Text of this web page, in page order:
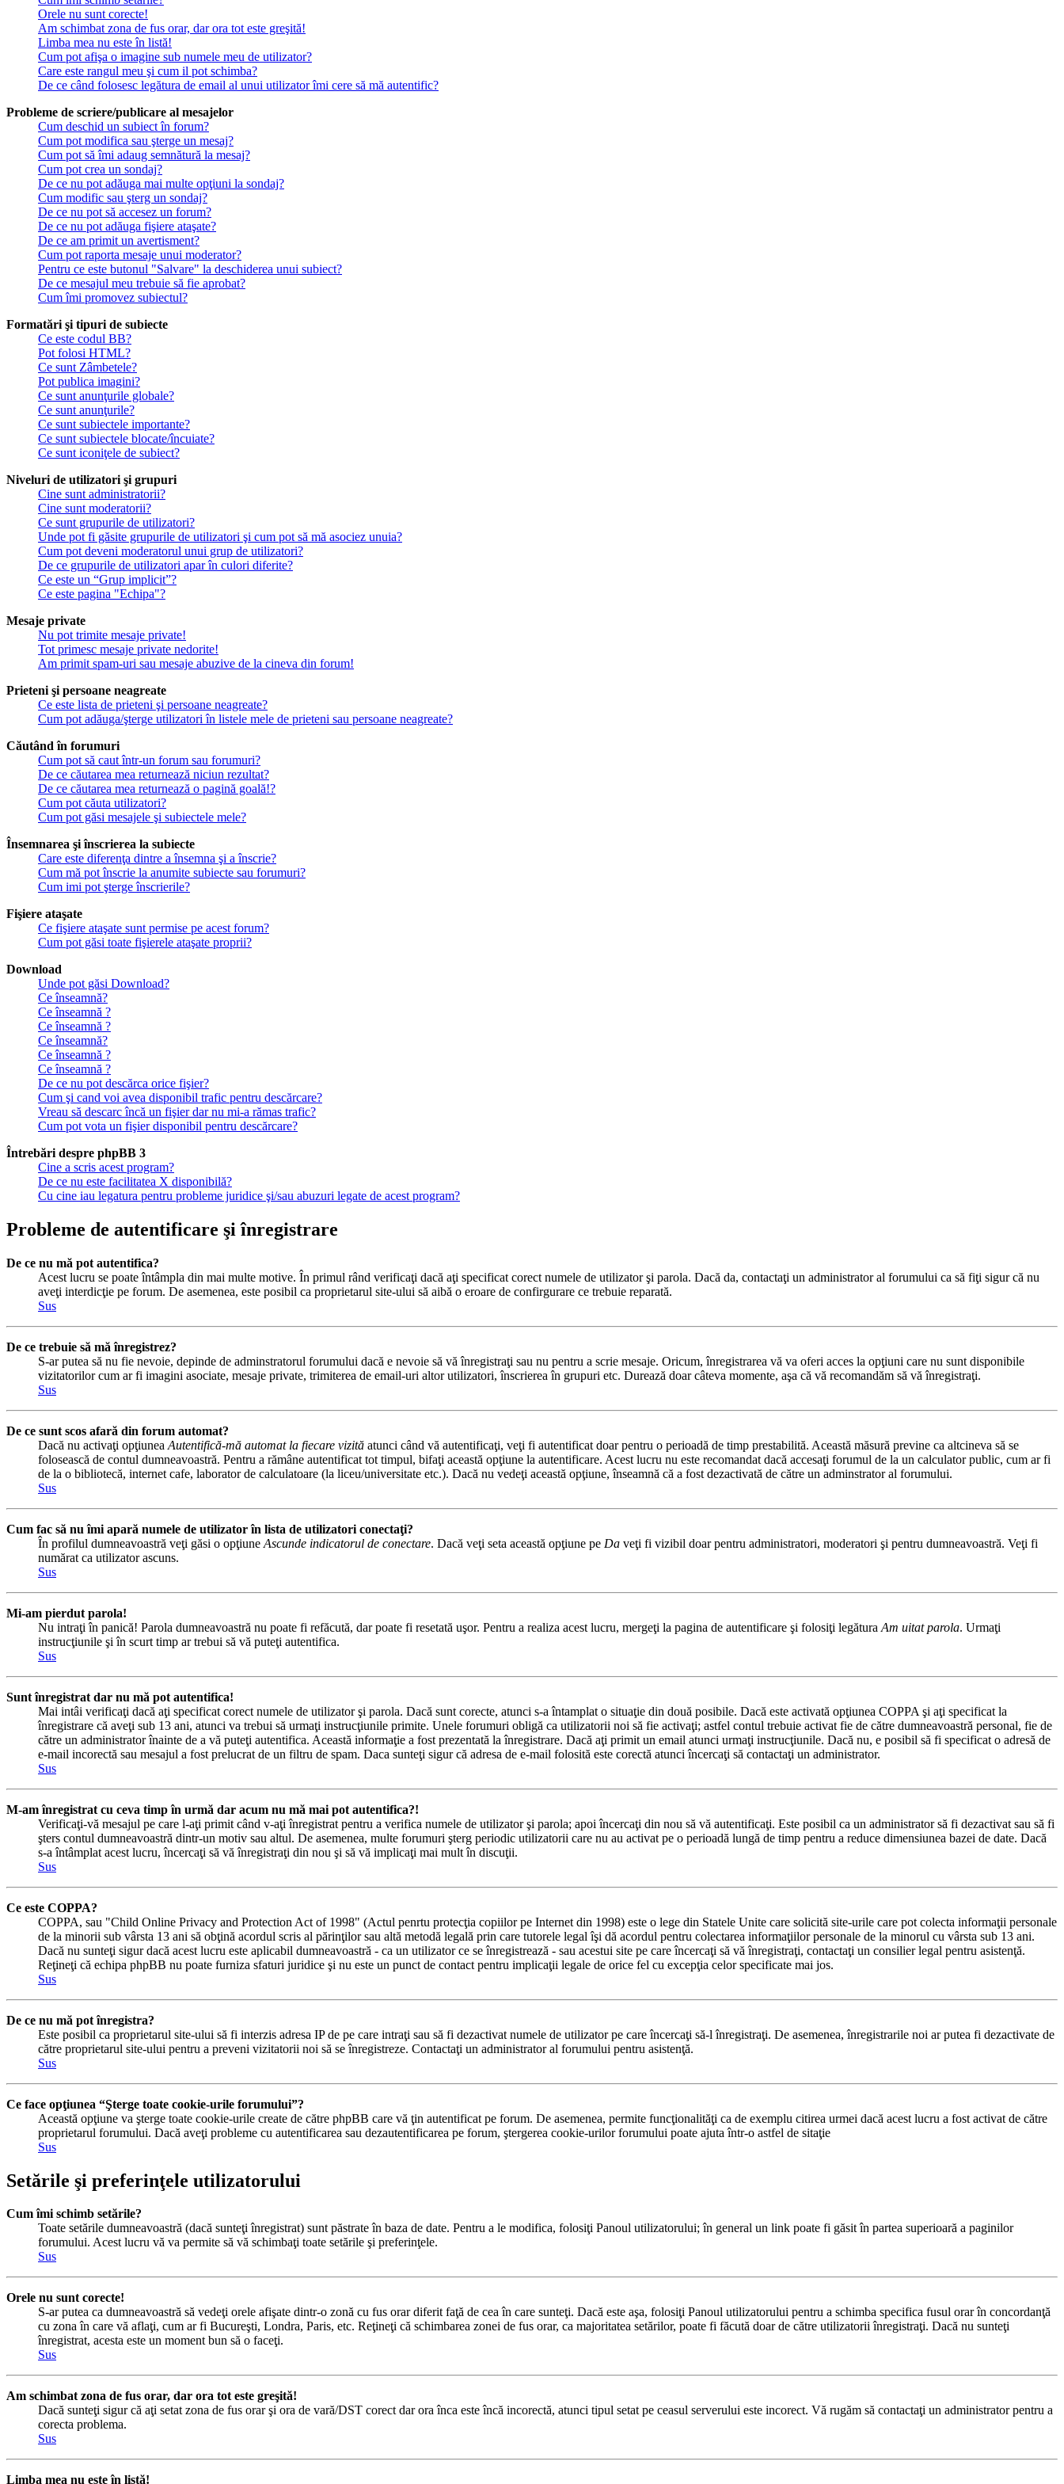
Orele nu sunt corecte!
Am schimbat zona de fus orar, dar ora tot este greşită!
Limba mea nu este în listă!
Cum pot afişa o imagine sub numele meu de utilizator?
Care este rangul meu şi cum il pot schimba?
De ce când folosesc legătura de email al unui utilizator îmi cere să mă autentific?
Probleme de scriere/publicare al mesajelor
Cum deschid un subiect în forum?
Cum pot modifica sau şterge un mesaj?
Cum pot să îmi adaug semnătură la mesaj?
Cum pot crea un sondaj?
De ce nu pot adăuga mai multe opţiuni la sondaj?
Cum modific sau şterg un sondaj?
De ce nu pot să accesez un forum?
De ce nu pot adăuga fişiere ataşate?
De ce am primit un avertisment?
Cum pot raporta mesaje unui moderator?
Pentru ce este butonul "Salvare" la deschiderea unui subiect?
De ce mesajul meu trebuie să fie aprobat?
Cum îmi promovez subiectul?
Formatări şi tipuri de subiecte
Ce este codul BB?
Pot folosi HTML?
Ce sunt Zâmbetele?
Pot publica imagini?
Ce sunt anunţurile globale?
Ce sunt anunţurile?
Ce sunt subiectele importante?
Ce sunt subiectele blocate/încuiate?
Ce sunt iconiţele de subiect?
Niveluri de utilizatori şi grupuri
Cine sunt administratorii?
Cine sunt moderatorii?
Ce sunt grupurile de utilizatori?
Unde pot fi găsite grupurile de utilizatori şi cum pot să mă asociez unuia?
Cum pot deveni moderatorul unui grup de utilizatori?
De ce grupurile de utilizatori apar în culori diferite?
Ce este un “Grup implicit”?
Ce este pagina "Echipa"?
Mesaje private
Nu pot trimite mesaje private!
Tot primesc mesaje private nedorite!
Am primit spam-uri sau mesaje abuzive de la cineva din forum!
Prieteni şi persoane neagreate
Ce este lista de prieteni şi persoane neagreate?
Cum pot adăuga/şterge utilizatori în listele mele de prieteni sau persoane neagreate?
Căutând în forumuri
Cum pot să caut într-un forum sau forumuri?
De ce căutarea mea returnează niciun rezultat?
De ce căutarea mea returnează o pagină goală!?
Cum pot căuta utilizatori?
Cum pot găsi mesajele şi subiectele mele?
Însemnarea şi înscrierea la subiecte
Care este diferenţa dintre a însemna şi a înscrie?
Cum mă pot înscrie la anumite subiecte sau forumuri?
Cum imi pot şterge înscrierile?
Fişiere ataşate
Ce fişiere ataşate sunt permise pe acest forum?
Cum pot găsi toate fişierele ataşate proprii?
Download
Unde pot găsi Download?
Ce înseamnă?
Ce înseamnă ?
Ce înseamnă ?
Ce înseamnă?
Ce înseamnă ?
Ce înseamnă ?
De ce nu pot descărca orice fişier?
Cum şi cand voi avea disponibil trafic pentru descărcare?
Vreau să descarc încă un fişier dar nu mi-a rămas trafic?
Cum pot vota un fişier disponibil pentru descărcare?
Întrebări despre phpBB 3
Cine a scris acest program?
De ce nu este facilitatea X disponibilă?
Cu cine iau legatura pentru probleme juridice şi/sau abuzuri legate de acest program?
Probleme de autentificare şi înregistrare
De ce nu mă pot autentifica?
Acest lucru se poate întâmpla din mai multe motive. În primul rând verificaţi dacă aţi specificat corect numele de utilizator şi parola. Dacă da, contactaţi un administrator al forumului ca să fiţi sigur că nu
aveţi interdicţie pe forum. De asemenea, este posibil ca proprietarul site-ului să aibă o eroare de confirgurare ce trebuie reparată.
Sus
De ce trebuie să mă înregistrez?
S-ar putea să nu fie nevoie, depinde de adminstratorul forumului dacă e nevoie să vă înregistraţi sau nu pentru a scrie mesaje. Oricum, înregistrarea vă va oferi acces la opţiuni care nu sunt disponibile
vizitatorilor cum ar fi imagini asociate, mesaje private, trimiterea de email-uri altor utilizatori, înscrierea în grupuri etc. Durează doar câteva momente, aşa că vă recomandăm să vă înregistraţi.
Sus
De ce sunt scos afară din forum automat?
Dacă nu activaţi opţiunea Autentifică-mă automat la fiecare vizită atunci când vă autentificaţi, veţi fi autentificat doar pentru o perioadă de timp prestabilită. Această măsură previne ca altcineva să se
folosească de contul dumneavoastră. Pentru a rămâne autentificat tot timpul, bifaţi această opţiune la autentificare. Acest lucru nu este recomandat dacă accesaţi forumul de la un calculator public, cum ar fi
de la o bibliotecă, internet cafe, laborator de calculatoare (la liceu/universitate etc.). Dacă nu vedeţi această opţiune, înseamnă că a fost dezactivată de către un adminstrator al forumului.
Sus
Cum fac să nu îmi apară numele de utilizator în lista de utilizatori conectaţi?
În profilul dumneavoastră veţi găsi o opţiune Ascunde indicatorul de conectare. Dacă veţi seta această opţiune pe Da veţi fi vizibil doar pentru administratori, moderatori şi pentru dumneavoastră. Veţi fi
numărat ca utilizator ascuns.
Sus
Mi-am pierdut parola!
Nu intraţi în panică! Parola dumneavoastră nu poate fi refăcută, dar poate fi resetată uşor. Pentru a realiza acest lucru, mergeţi la pagina de autentificare şi folosiţi legătura Am uitat parola. Urmaţi
instrucţiunile şi în scurt timp ar trebui să vă puteţi autentifica.
Sus
Sunt înregistrat dar nu mă pot autentifica!
Mai intâi verificaţi dacă aţi specificat corect numele de utilizator şi parola. Dacă sunt corecte, atunci s-a întamplat o situaţie din două posibile. Dacă este activată opţiunea COPPA şi aţi specificat la
înregistrare că aveţi sub 13 ani, atunci va trebui să urmaţi instrucţiunile primite. Unele forumuri obligă ca utilizatorii noi să fie activaţi; astfel contul trebuie activat fie de către dumneavoastră personal, fie de
către un administrator înainte de a vă puteţi autentifica. Această informaţie a fost prezentată la înregistrare. Dacă aţi primit un email atunci urmaţi instrucţiunile. Dacă nu, e posibil să fi specificat o adresă de
e-mail incorectă sau mesajul a fost prelucrat de un filtru de spam. Daca sunteţi sigur că adresa de e-mail folosită este corectă atunci încercaţi să contactaţi un administrator.
Sus
M-am înregistrat cu ceva timp în urmă dar acum nu mă mai pot autentifica?!
Verificaţi-vă mesajul pe care l-aţi primit când v-aţi înregistrat pentru a verifica numele de utilizator şi parola; apoi încercaţi din nou să vă autentificaţi. Este posibil ca un administrator să fi dezactivat sau să fi
şters contul dumneavoastră dintr-un motiv sau altul. De asemenea, multe forumuri şterg periodic utilizatorii care nu au activat pe o perioadă lungă de timp pentru a reduce dimensiunea bazei de date. Dacă
s-a întâmplat acest lucru, încercaţi să vă înregistraţi din nou şi să vă implicaţi mai mult în discuţii.
Sus
Ce este COPPA?
COPPA, sau "Child Online Privacy and Protection Act of 1998" (Actul penrtu protecţia copiilor pe Internet din 1998) este o lege din Statele Unite care solicită site-urile care pot colecta informaţii personale
de la minorii sub vârsta 13 ani să obţină acordul scris al părinţilor sau altă metodă legală prin care tutorele legal îşi dă acordul pentru colectarea informaţiilor personale de la minorul cu vârsta sub 13 ani.
Dacă nu sunteţi sigur dacă acest lucru este aplicabil dumneavoastră - ca un utilizator ce se înregistrează - sau acestui site pe care încercaţi să vă înregistraţi, contactaţi un consilier legal pentru asistenţă.
Reţineţi că echipa phpBB nu poate furniza sfaturi juridice şi nu este un punct de contact pentru implicaţii legale de orice fel cu excepţia celor specificate mai jos.
Sus
De ce nu mă pot înregistra?
Este posibil ca proprietarul site-ului să fi interzis adresa IP de pe care intraţi sau să fi dezactivat numele de utilizator pe care încercaţi să-l înregistraţi. De asemenea, înregistrarile noi ar putea fi dezactivate de
către proprietarul site-ului pentru a preveni vizitatorii noi să se înregistreze. Contactaţi un administrator al forumului pentru asistenţă.
Sus
Ce face opţiunea “Şterge toate cookie-urile forumului”?
Această opţiune va şterge toate cookie-urile create de către phpBB care vă ţin autentificat pe forum. De asemenea, permite funcţionalităţi ca de exemplu citirea urmei dacă acest lucru a fost activat de către
proprietarul forumului. Dacă aveţi probleme cu autentificarea sau dezautentificarea pe forum, ştergerea cookie-urilor forumului poate ajuta într-o astfel de sitaţie
Sus
Setările şi preferinţele utilizatorului
Cum îmi schimb setările?
Toate setările dumneavoastră (dacă sunteţi înregistrat) sunt păstrate în baza de date. Pentru a le modifica, folosiţi Panoul utilizatorului; în general un link poate fi găsit în partea superioară a paginilor
forumului. Acest lucru vă va permite să vă schimbaţi toate setările şi preferinţele.
Sus
Orele nu sunt corecte!
S-ar putea ca dumneavoastră să vedeţi orele afişate dintr-o zonă cu fus orar diferit faţă de cea în care sunteţi. Dacă este aşa, folosiţi Panoul utilizatorului pentru a schimba specifica fusul orar în concordanţă
cu zona în care vă aflaţi, cum ar fi Bucureşti, Londra, Paris, etc. Reţineţi că schimbarea zonei de fus orar, ca majoritatea setărilor, poate fi făcută doar de către utilizatorii înregistraţi. Dacă nu sunteţi
înregistrat, acesta este un moment bun să o faceţi.
Sus
Am schimbat zona de fus orar, dar ora tot este greşită!
Dacă sunteţi sigur că aţi setat zona de fus orar şi ora de vară/DST corect dar ora înca este încă incorectă, atunci tipul setat pe ceasul serverului este incorect. Vă rugăm să contactaţi un administrator pentru a
corecta problema.
Sus
Limba mea nu este în listă!